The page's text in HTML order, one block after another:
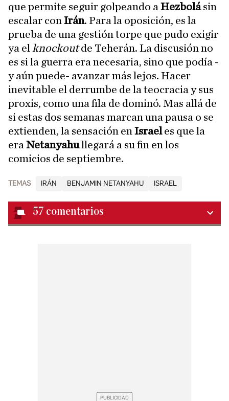
que permite seguir golpeando a Hezbolásin
escalar con Irán. Para la oposición, es la
prueba de una gestión torpe que pudo exigir
ya el knockoutde Teherán. La discusión no
es si la guerra era necesaria, sino que podía -
y aún puede- avanzar más lejos. Hacer
inevitable el derrumbe de la teocracia y sus
proxis, como una fila de dominó. Mas allá de
si estas dos semanas marcan una pausa o se
extienden, la sensación en Israeles que la
era Netanyahullegará a su fin en los
comicios de septiembre.
TEMAS IRÁN BENJAMIN NETANYAHU ISRAEL
57 comentarios